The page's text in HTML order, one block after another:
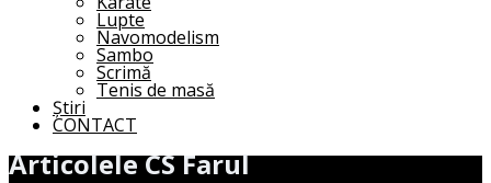
Lupte
Navomodelism
Sambo
Scrimă
Tenis de masă
Știri
CONTACT
Articolele CS Farul